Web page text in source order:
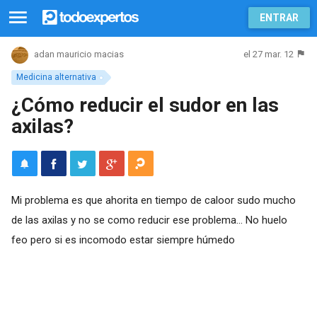
ENTRAR
Medicina alternativa
adan mauricio macias el 27 mar. 12
¿Cómo reducir el sudor en las
axilas?
Mi problema es que ahorita en tiempo de caloor sudo mucho
de las axilas y no se como reducir ese problema... No huelo
feo pero si es incomodo estar siempre húmedo